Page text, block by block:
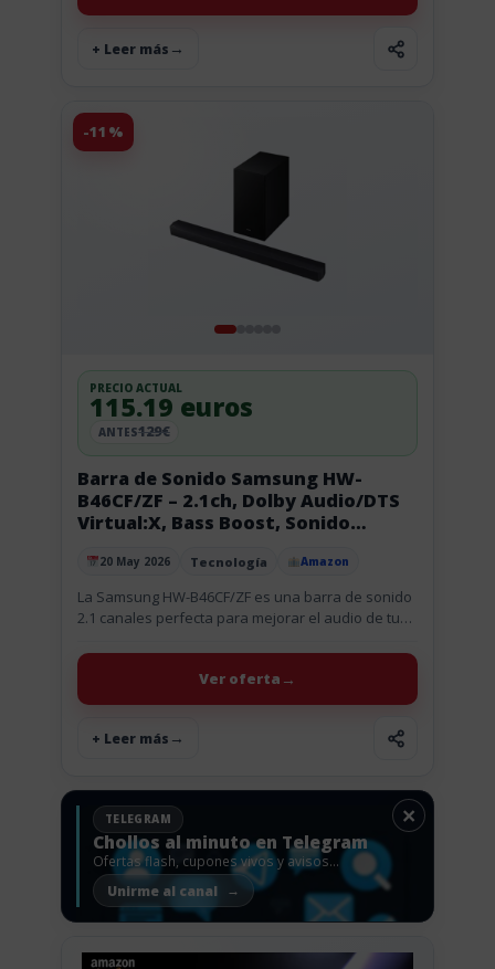
+ Leer más
-11%
Publicado el
20 May 2026 Tecnología Amazon
Barra de Sonido Samsung HW-
B46CF/ZF – 2.1ch, Dolby Audio/DTS
Virtual:X, Bass Boost, Sonido
PRECIO ACTUAL
115.19 euros
ANTES129€
La Samsung HW-B46CF/ZF es una barra de sonido
2.1 canales perfecta para mejorar el audio de tu
y...
+ Leer más
Ver oferta
×
TELEGRAM
Chollos al minuto en Telegram
Ofertas flash, cupones vivos y avisos
antes de que vuelen.
Unirme al canal